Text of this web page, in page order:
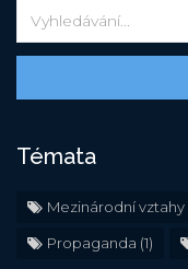
Témata
Mezinárodní vztahy
Propaganda (1)